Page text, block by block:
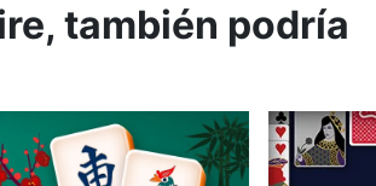
también podría